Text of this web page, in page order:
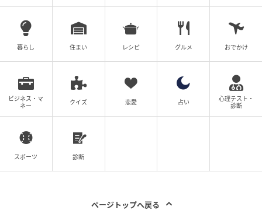
エキサイトニュース
事件が起きたのは、家族で公園デビューをした日でし
た。 娘と一緒に遊ぼうと、俺は抱っこしながらブラン
コに座ったのです。安全に気をつけたので揺れる程度
でしたが、娘は嬉しそうでした。でも、妻は血相を変
えて飛んできて…。
まで怒鳴られることか…？ みんなこっち見てくるし、
暮らし 住まい レシピ グルメ おでかけ
ビジネス・マ
ネー
クイズ 恋愛 占い
心理テスト・
診断
スポーツ 診断
ページトップへ戻る